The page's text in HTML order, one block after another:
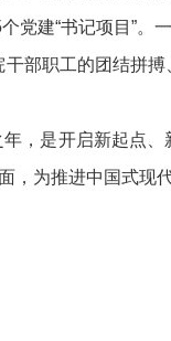
党建“书记项目”
职工的团结拼
是开启新起点
，为推进中国式现